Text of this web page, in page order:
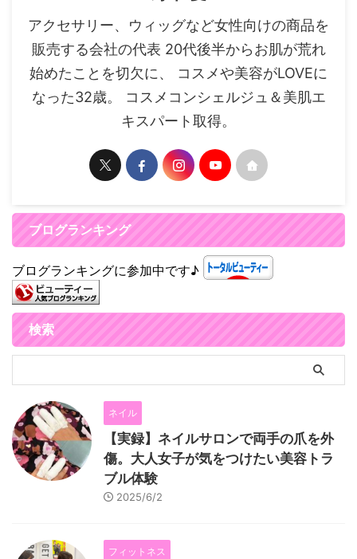
アクセサリー、ウィッグなど女性向けの商品を
販売する会社の代表 20代後半からお肌が荒れ
始めたことを切欠に、 コスメや美容がLOVEに
なった32歳。 コスメコンシェルジュ＆美肌エ
キスパート取得。
ブログランキング
ブログランキングに参加中です♪
検索
ネイル
【実録】ネイルサロンで両手の爪を外
傷。大人女子が気をつけたい美容トラ
ブル体験
2025/6/2
フィットネス